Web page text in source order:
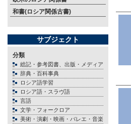
和書(ロシア関係古書)
サブジェクト
分類
総記・参考図書、出版・メディア
辞典・百科事典
ロシア語学習
ロシア語・スラヴ語
言語
文学・フォークロア
美術・演劇・映画・バレエ・音楽